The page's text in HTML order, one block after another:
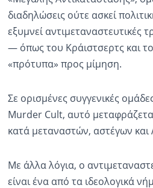
διαδηλώσεις ούτε ασκεί
εξυμνεί αντιμεταναστευτικές
— όπως του Κράιστσερτς και
«πρότυπα» προς μίμηση.
Σε ορισμένες συγγενικές
Murder Cult, αυτό
κατά μεταναστών, αστέγων
Με άλλα λόγια, ο
είναι ένα από τα ιδεολογικά